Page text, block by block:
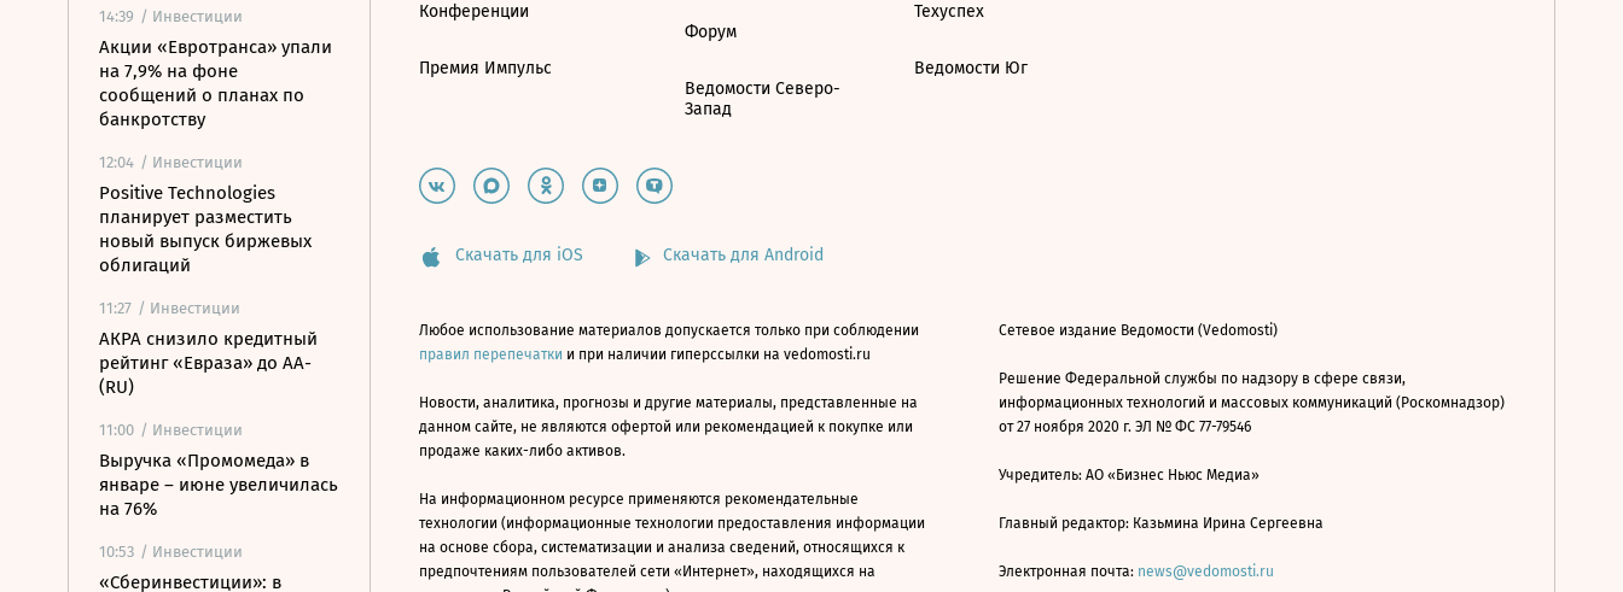
14:39 / Инвестиции
Акции «Евротранса» упали
на 7,9% на фоне
сообщений о планах по
банкротству
12:04 / Инвестиции
Positive Technologies
планирует разместить
новый выпуск биржевых
облигаций
11:27 / Инвестиции
АКРА снизило кредитный
рейтинг «Евраза» до AA-
(RU)
11:00 / Инвестиции
Выручка «Промомеда» в
январе – июне увеличилась
на 76%
10:53 / Инвестиции
«Сберинвестиции»: в
Конференции
Премия Импульс
Форум
Ведомости Северо-
Запад
Техуспех
Ведомости Юг
Скачать для iOS Скачать для Android
Любое использование материалов допускается только при соблюдении
правил перепечатки и при наличии гиперссылки на vedomosti.ru
Новости, аналитика, прогнозы и другие материалы, представленные на
данном сайте, не являются офертой или рекомендацией к покупке или
продаже каких-либо активов.
На информационном ресурсе применяются рекомендательные
технологии (информационные технологии предоставления информации
на основе сбора, систематизации и анализа сведений, относящихся к
предпочтениям пользователей сети «Интернет», находящихся на
Сетевое издание Ведомости (Vedomosti)
Решение Федеральной службы по надзору в сфере связи,
информационных технологий и массовых коммуникаций (Роскомнадзор)
от 27 ноября 2020 г. ЭЛ № ФС 77-79546
Учредитель: АО «Бизнес Ньюс Медиа»
Главный редактор: Казьмина Ирина Сергеевна
Электронная почта: news@vedomosti.ru